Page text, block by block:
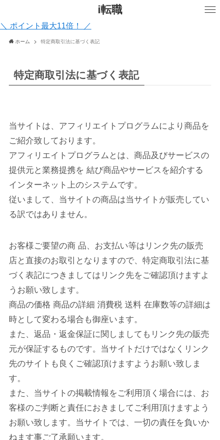
i転職
＼ ポイント最大11倍！ ／
ホーム 特定商取引法に基づく表記
特定商取引法に基づく表記
当サイトは、アフィリエイトプログラムにより商品を
ご紹介致しております。
アフィリエイトプログラムとは、商品及びサービスの
提供元と業務提携を 結び商品やサービスを紹介する
インターネット上のシステムです。
従いまして、当サイトの商品は当サイトが販売してい
る訳ではありません。
お客様ご要望の商 品、お支払い等はリンク先の販売
店と直接のお取引となりますので、特定商取引法に基
づく表記につきましてはリンク先をご確認頂けますよ
うお願い致します。
商品の価格 商品の詳細 消費税 送料 在庫数等の詳細は
時として変わる場合も御座います。
また、返品・返金保証に関しましてもリンク先の販売
元が保証するものです。当サイトだけではなくリンク
先のサイトも良くご確認頂けますようお願い致しま
す。
また、当サイトの掲載情報をご利用頂く場合には、お
客様のご判断と責任におきましてご利用頂けますよう
お願い致します。当サイトでは、一切の責任を負いか
ねます事ご了承願います。